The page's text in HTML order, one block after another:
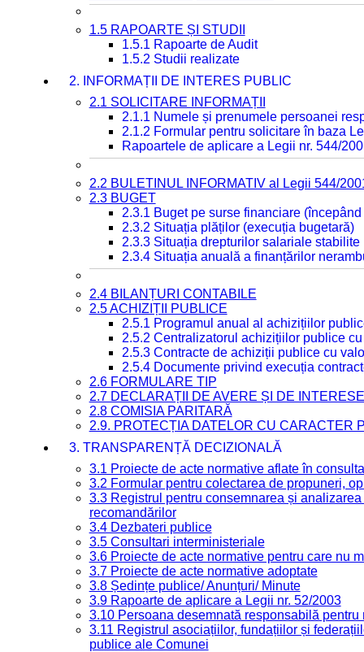
1.5 RAPOARTE ȘI STUDII
1.5.1 Rapoarte de Audit
1.5.2 Studii realizate
2. INFORMAȚII DE INTERES PUBLIC
2.1 SOLICITARE INFORMAȚII
2.1.1 Numele și prenumele persoanei
2.1.2 Formular pentru solicitare în baza
Rapoartele de aplicare a Legii nr. 544/
2.2 BULETINUL INFORMATIV al Legii 544/
2.3 BUGET
2.3.1 Buget pe surse financiare
2.3.2 Situația plăților (execuția bugetară)
2.3.3 Situația drepturilor salariale
2.3.4 Situația anuală a finanțărilor
2.4 BILANȚURI CONTABILE
2.5 ACHIZIȚII PUBLICE
2.5.1 Programul anual al achizițiilor
2.5.2 Centralizatorul achizițiilor publice
2.5.3 Contracte de achiziții publice cu
2.5.4 Documente privind execuția
2.6 FORMULARE TIP
2.7 DECLARAȚII DE AVERE ȘI DE INTERESE
2.8 COMISIA PARITARĂ
2.9. PROTECȚIA DATELOR CU CARACTER
3. TRANSPARENȚĂ DECIZIONALĂ
3.1 Proiecte de acte normative aflate în
3.2 Formular pentru colectarea de propuneri,
3.3 Registrul pentru consemnarea și
recomandărilor
3.4 Dezbateri publice
3.5 Consultari interministeriale
3.6 Proiecte de acte normative pentru care nu
3.7 Proiecte de acte normative adoptate
3.8 Ședințe publice/ Anunțuri/ Minute
3.9 Rapoarte de aplicare a Legii nr. 52/2003
3.10 Persoana desemnată responsabilă
3.11 Registrul asociațiilor, fundațiilor și
publice ale Comunei